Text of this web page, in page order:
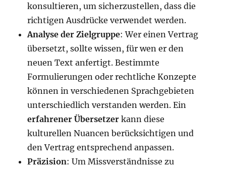
konsultieren, um sicherzustellen, dass die
richtigen Ausdrücke verwendet werden.
Analyse der Zielgruppe: Wer einen Vertrag
übersetzt, sollte wissen, für wen er den
neuen Text anfertigt. Bestimmte
Formulierungen oder rechtliche Konzepte
können in verschiedenen Sprachgebieten
unterschiedlich verstanden werden. Ein
erfahrener Übersetzer kann diese
kulturellen Nuancen berücksichtigen und
den Vertrag entsprechend anpassen.
Präzision: Um Missverständnisse zu